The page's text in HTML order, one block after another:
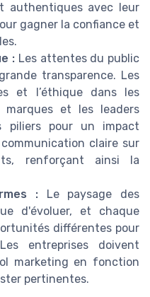
authentiques avec leur
gagner la confiance et
: Les attentes du public
transparence. Les
et l’éthique dans les
marques et les leaders
piliers pour un impact
claire sur
renforçant ainsi la
: Le paysage des
d'évoluer, et chaque
différentes pour
entreprises doivent
marketing en fonction
pertinentes.